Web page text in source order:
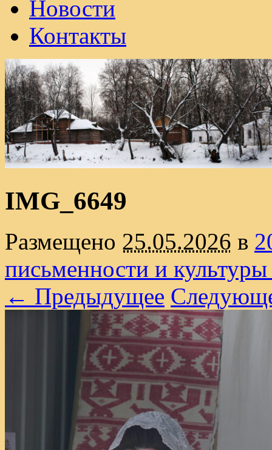
Новости
Контакты
IMG_6649
Размещено 25.05.2026 в
письменности и
← Предыдущее